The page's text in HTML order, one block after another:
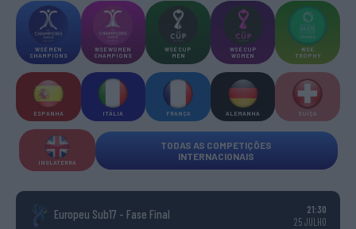
WSE MEN
CHAMPIONS
WSE WOMEN
CHAMPIONS
WSE CUP
MEN
WSE CUP
WOMEN
WSE
TROPHY
ESPANHA ITÁLIA FRANÇA ALEMANHA SUÍÇA
INGLATERRA
TODAS AS COMPETIÇÕES
INTERNACIONAIS
Europeu Sub17 - Fase Final
21:30
25 JULHO